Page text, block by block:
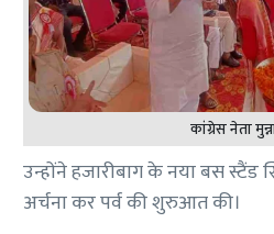
कांग्रेस नेता
उन्होंने हजारीबाग के नया बस स्टैंड
अर्चना कर पर्व की शुरुआत की।